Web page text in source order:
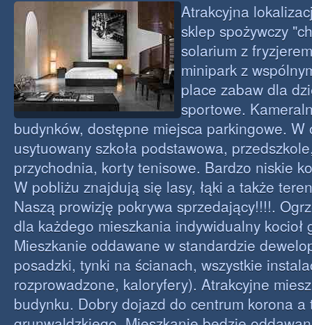
Atrakcyjna
sklep spożywczy
solarium z
minipark z
place zabaw dla
sportowe.
budynków, dostępne miejsca parkingowe. W
usytuowany szkoła podstawowa,
przychodnia, korty tenisowe. Bardzo niskie
W pobliżu znajdują się lasy, łąki a także
Naszą prowizję pokrywa sprzedający!!!!.
dla każdego mieszkania indywidualny kocioł
Mieszkanie oddawane w standardzie
posadzki, tynki na ścianach, wszystkie
rozprowadzone, kaloryfery). Atrakcyjne
budynku. Dobry dojazd do centrum korona a